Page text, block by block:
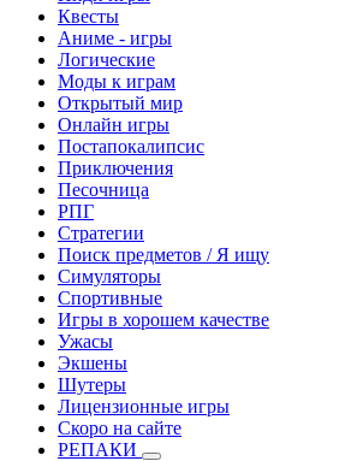
Квесты
Аниме - игры
Логические
Моды к играм
Открытый мир
Онлайн игры
Постапокалипсис
Приключения
Песочница
РПГ
Стратегии
Поиск предметов / Я ищу
Симуляторы
Спортивные
Игры в хорошем качестве
Ужасы
Экшены
Шутеры
Лицензионные игры
Скоро на сайте
РЕПАКИ